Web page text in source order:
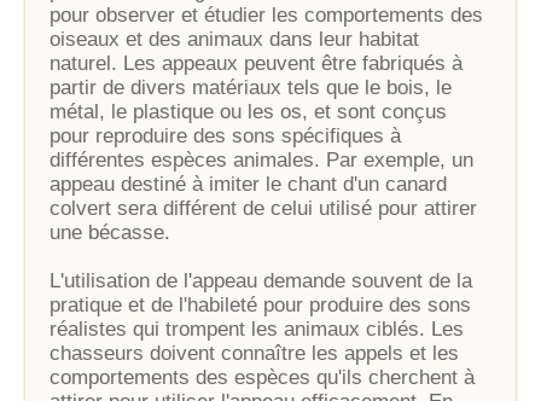
pour observer et étudier les comportements des
oiseaux et des animaux dans leur habitat
naturel. Les appeaux peuvent être fabriqués à
partir de divers matériaux tels que le bois, le
métal, le plastique ou les os, et sont conçus
pour reproduire des sons spécifiques à
différentes espèces animales. Par exemple, un
appeau destiné à imiter le chant d'un canard
colvert sera différent de celui utilisé pour attirer
une bécasse.
L'utilisation de l'appeau demande souvent de la
pratique et de l'habileté pour produire des sons
réalistes qui trompent les animaux ciblés. Les
chasseurs doivent connaître les appels et les
comportements des espèces qu'ils cherchent à